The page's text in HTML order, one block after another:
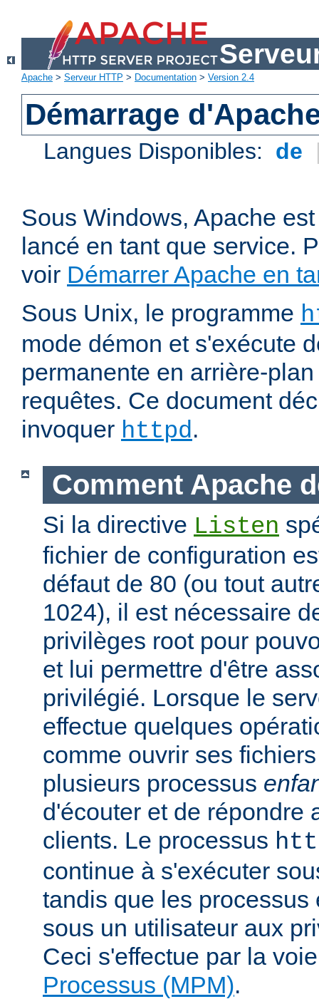
Apache > Serveur HTTP > Documentation > Version 2.4
Démarrage
Langues Disponibles: de
Sous Windows, Apache
lancé en tant que service.
voir Démarrer Apache en
Sous Unix, le programme
mode démon et s'exécute
permanente en arrière-
requêtes. Ce document
invoquer httpd.
Comment Apache
Si la directive Listen
fichier de configuration
défaut de 80 (ou tout
1024), il est nécessaire
privilèges root pour
et lui permettre d'être
privilégié. Lorsque le
effectue quelques
comme ouvrir ses
plusieurs processus
d'écouter et de répondre
clients. Le processus
continue à s'exécuter
tandis que les processus
sous un utilisateur aux
Ceci s'effectue par la
Processus (MPM).